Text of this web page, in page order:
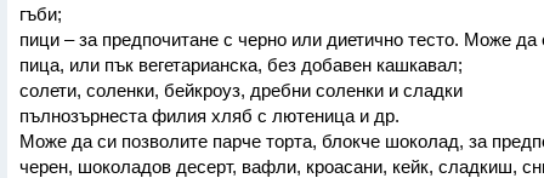
гъби;
пици – за предпочитане с черно или диетично тесто. Може да
пица, или пък вегетарианска, без добавен кашкавал;
солети, соленки, бейкроуз, дребни соленки и сладки
пълнозърнеста филия хляб с лютеница и др.
Може да си позволите парче торта, блокче шоколад, за
черен, шоколадов десерт, вафли, кроасани, кейк, сладкиш,